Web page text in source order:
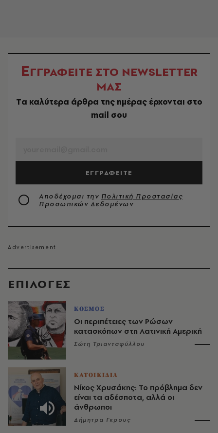
EΠΙΛΟΓΈΣ
ΚΟΣΜΟΣ
Οι περιπέτειες των Ρώσων
κατασκόπων στη Λατινική Αμερική
Σώτη Τριανταφύλλου
ΚΑΤΟΙΚΙΔΙΑ
Νίκος Χρυσάκης: Το πρόβλημα δεν
είναι τα αδέσποτα, αλλά οι
άνθρωποι
Δήμητρα Γκρους
ΕΓΓΡΑΦΕΙΤΕ ΣΤΟ NEWSLETTER
ΜΑΣ
Tα καλύτερα άρθρα της ημέρας έρχονται στο
mail σου
ΕΓΓΡΑΦΕΙΤΕ
Αποδέχομαι την Πολιτική Προστασίας
Προσωπικών Δεδομένων